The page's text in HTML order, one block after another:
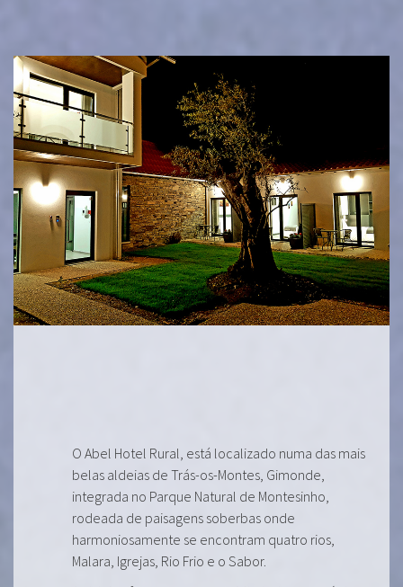
O Abel Hotel Rural, está localizado numa das mais
belas aldeias de Trás-os-Montes, Gimonde,
integrada no Parque Natural de Montesinho,
rodeada de paisagens soberbas onde
harmoniosamente se encontram quatro rios,
Malara, Igrejas, Rio Frio e o Sabor.